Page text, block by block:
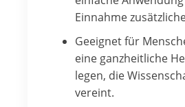
Einnahme
Geeignet für
eine ganzheitliche
legen, die
vereint.